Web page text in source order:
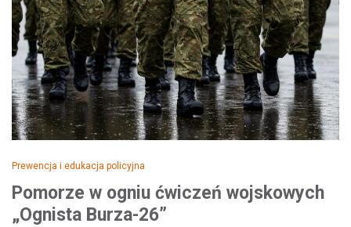
Prewencja i edukacja policyjna
Pomorze w ogniu ćwiczeń wojskowych
„Ognista Burza-26”